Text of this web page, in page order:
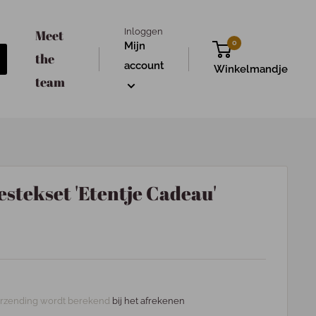
Meet
the
team
Inloggen
Mijn
account
0
Winkelmandje
'Etentje Cadeau'
wordt berekend bij het afrekenen